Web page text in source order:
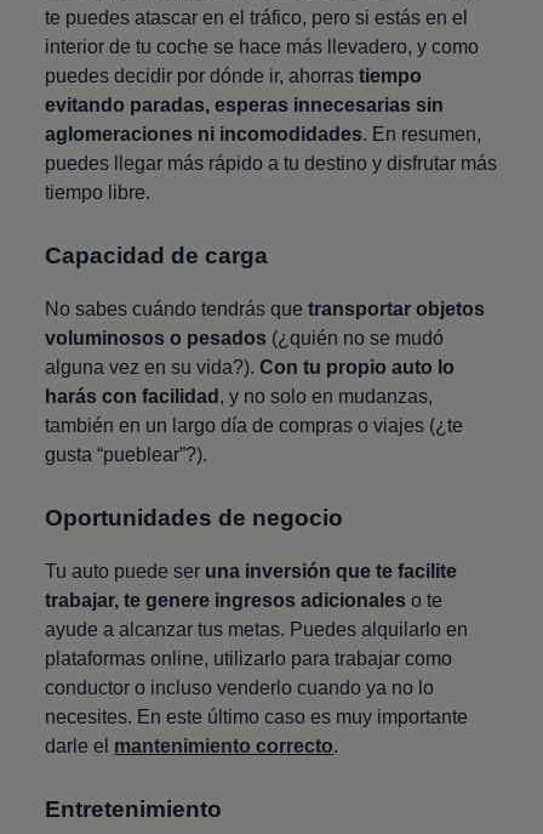
te puedes atascar en el tráfico, pero si estás en el
interior de tu coche se hace más llevadero, y como
puedes decidir por dónde ir, ahorrastiempo
evitando paradas, esperas innecesarias sin
aglomeraciones ni incomodidades. En resumen,
puedes llegar más rápido a tu destino y disfrutar más
tiempo libre.
Capacidad de carga
No sabes cuándo tendrás quetransportar objetos
voluminosos o pesados (¿quién no se mudó
alguna vez en su vida?).Con tu propio auto lo
harás con facilidad , y no solo en mudanzas,
también en un largo día de compras o viajes (¿te
gusta “pueblear”?).
Oportunidades de negocio
Tu auto puede ser una inversión que te facilite
trabajar, te genere ingresos adicionales o te
ayude a alcanzar tus metas. Puedes alquilarlo en
plataformas online, utilizarlo para trabajar como
conductor o incluso venderlo cuando ya no lo
necesites. En este último caso es muy importante
darle el mantenimiento correcto.
Entretenimiento